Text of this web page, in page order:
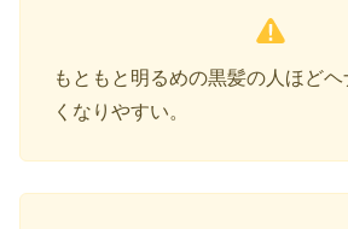
もともと明るめの黒髪の人ほど
くなりやすい。